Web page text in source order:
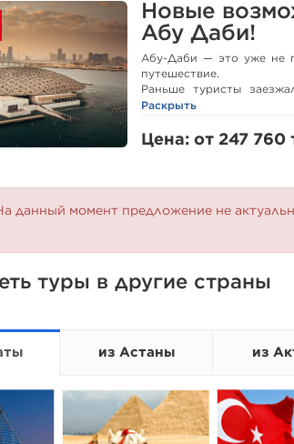
Новые
Абу Даби!
Абу-Даби — это уже не
путешествие.
Раньше туристы
мечети шейха Зайда — и
ехать сюда одним днём
Здесь:
открывшийся 1 марта
✔️ Пляж Саадият —
Раскрыть
Цена: от 247 760
данный момент предложение не
туры в другие страны
из Астаны из